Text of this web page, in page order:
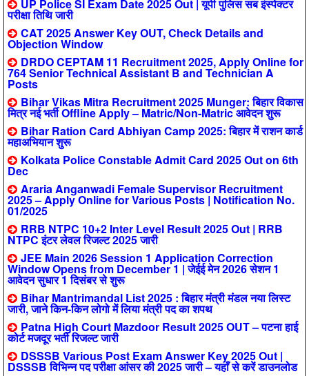
UP Police SI Exam Date 2025 Out | यूपी पुलिस सब इंस्पेक्टर
परीक्षा तिथि जारी
CAT 2025 Answer Key OUT, Check Details and
Objection Window
DRDO CEPTAM 11 Recruitment 2025, Apply Online for
764 Senior Technical Assistant B and Technician A
Posts
Bihar Vikas Mitra Recruitment 2025 Munger: बिहार विकास
मित्र नई भर्ती Offline Apply – Matric/Non-Matric आवेदन शुरू
Bihar Ration Card Abhiyan Camp 2025: बिहार में राशन कार्ड
महाअभियान शुरू
Kolkata Police Constable Admit Card 2025 Out on 6th
Dec
Araria Anganwadi Female Supervisor Recruitment
2025 – Apply Online for Various Posts | Notification No.
01/2025
RRB NTPC 10+2 Inter Level Result 2025 Out | RRB
NTPC इंटर लेवल रिजल्ट 2025 जारी
JEE Main 2026 Session 1 Application Correction
Window Opens from December 1 | जेईई मेन 2026 सेशन 1
आवेदन सुधार 1 दिसंबर से शुरू
Bihar Mantrimandal List 2025 : बिहार मंत्री मंडल नया लिस्ट
जारी, जाने किन-किन लोगो में लिया मंत्री पद का शपथ
Patna High Court Mazdoor Result 2025 OUT – पटना हाई
कोर्ट मजदूर भर्ती रिजल्ट जारी
DSSSB Various Post Exam Answer Key 2025 Out |
DSSSB विभिन्न पद परीक्षा आंसर की 2025 जारी – यहाँ से करें डाउनलोड